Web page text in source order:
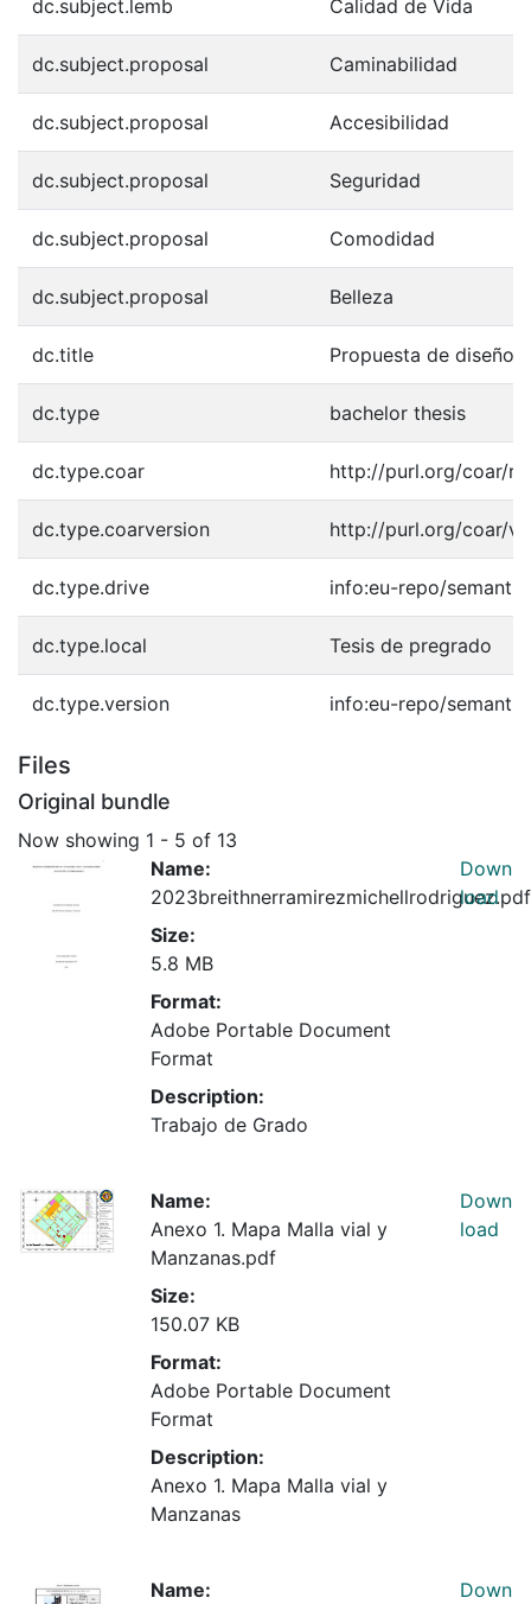
dc.subject.lemb Calidad de Vida
dc.subject.proposal Caminabilidad
dc.subject.proposal Accesibilidad
dc.subject.proposal Seguridad
dc.subject.proposal Comodidad
dc.subject.proposal Belleza
dc.title Propuesta de diseño
dc.type bachelor thesis
dc.type.coar http://purl.org/coar/
dc.type.coarversion http://purl.org/coar/
dc.type.drive info:eu-repo/
dc.type.local Tesis de pregrado
dc.type.version info:eu-repo/
Files
Original bundle
Now showing 1 - 5 of 13
Name:
2023breithnerramirezmichellrodriguez.pdf
Size:
5.8 MB
Format:
Adobe Portable Document
Format
Description:
Trabajo de Grado
Down
load
Name:
Anexo 1. Mapa Malla vial y
Manzanas.pdf
Size:
150.07 KB
Format:
Adobe Portable Document
Format
Description:
Anexo 1. Mapa Malla vial y
Manzanas
Down
load
Name:
Down